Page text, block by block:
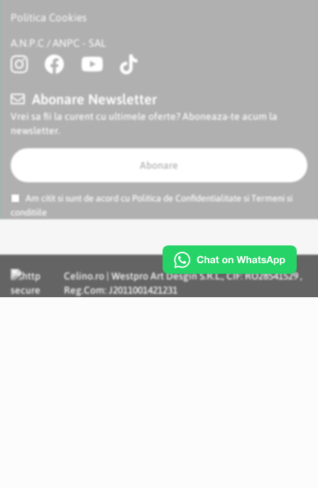
Politica Cookies
A.N.P.C / ANPC - SAL
Abonare Newsletter
Vrei sa fii la curent cu ultimele oferte? Aboneaza-te acum la
newsletter.
Abonare
Am citit si sunt de acord cu Politica de Confidentialitate si
Termeni si
conditiile
Celino.ro | Westpro Art Desgin S.R.L., CIF: RO28541529 ,
Reg.Com: J2011001421231